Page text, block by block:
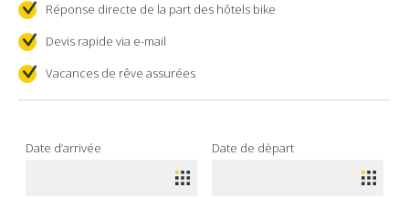
Réponse directe de la part des hôtels bike
Devis rapide via e-mail
Vacances de rêve assurées
Date d’arrivée Date de dèpart